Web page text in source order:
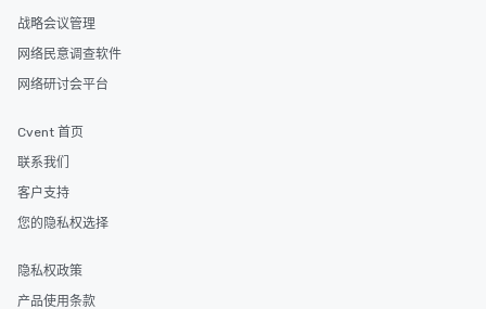
战略会议管理
网络民意调查软件
网络研讨会平台
Cvent 首页
联系我们
客户支持
您的隐私权选择
隐私权政策
产品使用条款